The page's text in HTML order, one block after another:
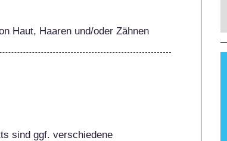
Haut, Haaren und/oder Zähnen
sind ggf. verschiedene